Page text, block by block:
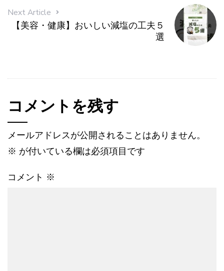
Next Article
【美容・健康】おいしい減塩の工夫５
選
コメントを残す
メールアドレスが公開されることはありません。
※ が付いている欄は必須項目です
コメント ※